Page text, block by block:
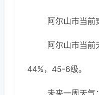
阿尔山市当前
阿尔山市当
44%，45-6级。
未来一周天